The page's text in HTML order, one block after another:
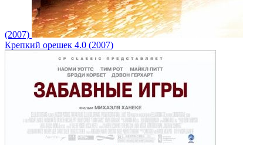
(2007)
Крепкий орешек 4.0 (2007)